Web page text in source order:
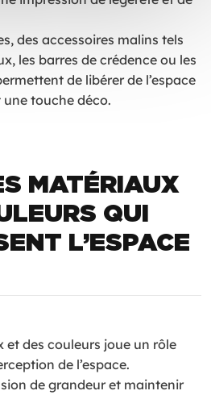
des accessoires malins tels
les barres de crédence ou les
de libérer de l’espace
touche déco.
MATÉRIAUX
QUI
L’ESPACE
et des couleurs joue un rôle
de l’espace.
de grandeur et maintenir